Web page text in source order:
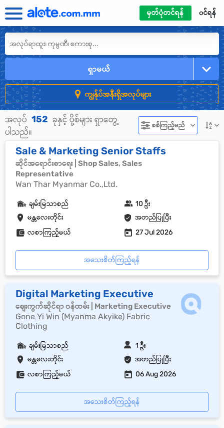
မှတ်ပုံတင်ရန် ၀င်ရန်
ရှာမယ်
ကျွန်ုပ်အနီးရှိအလုပ်များ
အလုပ် 152 ခုနှင့် ပို့စ်များ ရှာတွေ့
ပါသည်။
စစ်ကြည့်မည်
Sale & Marketing Senior Staffs
ဆိုင်အရောင်းစာရေး | Shop Sales, Sales
Representative
Wan Thar Myanmar Co.,Ltd.
မန္တလေးတိုင်း အတည်ပြုပြီး
ချမ်းမြသာစည် 10 ဦး
လစာကြည့်မယ် 27 Jul 2026
အသေးစိတ်ကြည့်ရန်
Digital Marketing Executive
စျေးကွက်ဆိုင်ရာ ၀န်ထမ်း | Marketing Executive
Gone Yi Win (Myanma Akyike) Fabric
Clothing
မန္တလေးတိုင်း အတည်ပြုပြီး
ချမ်းမြသာစည် 1 ဦး
လစာကြည့်မယ် 06 Aug 2026
အသေးစိတ်ကြည့်ရန်